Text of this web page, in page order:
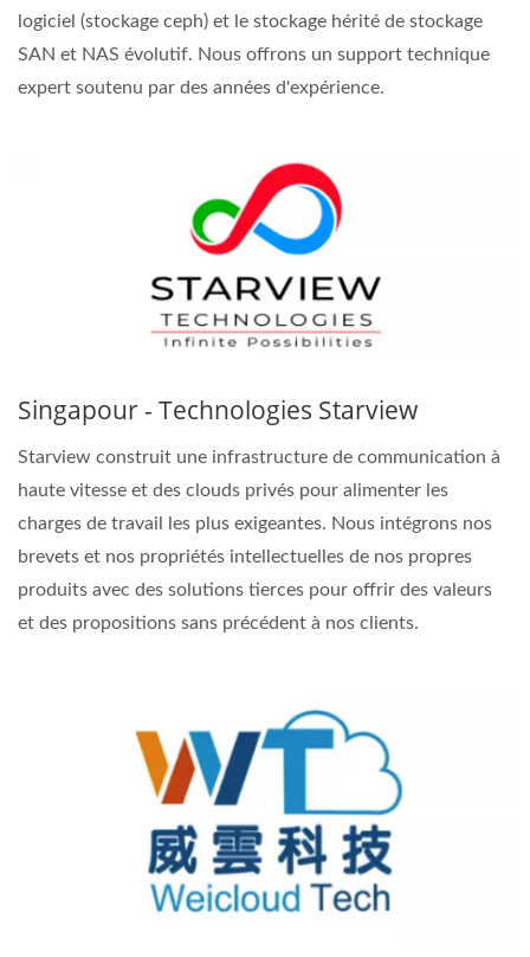
logiciel (stockage ceph) et le stockage hérité de stockage
SAN et NAS évolutif. Nous offrons un support technique
expert soutenu par des années d'expérience.
Singapour - Technologies Starview
Starview construit une infrastructure de communication à
haute vitesse et des clouds privés pour alimenter les
charges de travail les plus exigeantes. Nous intégrons nos
brevets et nos propriétés intellectuelles de nos propres
produits avec des solutions tierces pour offrir des valeurs
et des propositions sans précédent à nos clients.